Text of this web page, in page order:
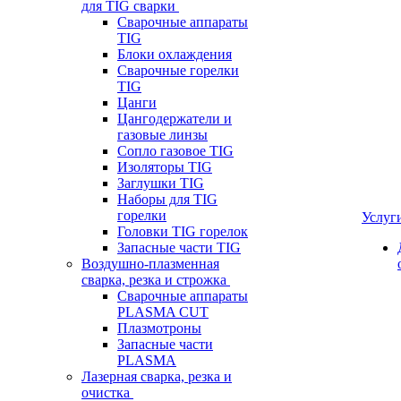
для TIG сварки
Сварочные аппараты
TIG
Блоки охлаждения
Сварочные горелки
TIG
Цанги
Цангодержатели и
газовые линзы
Сопло газовое TIG
Изоляторы TIG
Заглушки TIG
Наборы для TIG
горелки
Головки TIG горелок
Запасные части TIG
Воздушно-плазменная
сварка, резка и строжка
Сварочные аппараты
PLASMA CUT
Плазмотроны
Запасные части
PLASMA
Лазерная сварка, резка и
очистка